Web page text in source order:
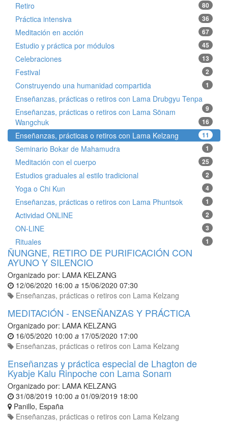
Retiro 80
Práctica intensiva 36
Meditación en acción 67
Estudio y práctica por módulos 45
Celebraciones 13
Festival 2
Construyendo una humanidad compartida 1
Enseñanzas, prácticas o retiros con Lama Drubgyu Tenpa
9
Enseñanzas, prácticas o retiros con Lama Sönam
Wangchuk
16
Enseñanzas, prácticas o retiros con Lama Kelzang 11
Seminario Bokar de Mahamudra 1
Meditación con el cuerpo 25
Estudios graduales al estilo tradicional 2
Yoga o Chi Kun 4
Enseñanzas, prácticas o retiros con Lama Phuntsok 1
Actividad ONLINE 2
ON-LINE 3
Rituales 1
ÑUNGNE, RETIRO DE PURIFICACIÓN CON
AYUNO Y SILENCIO
Organizado por: LAMA KELZANG
12/06/2020 16:00 a 15/06/2020 07:30
Enseñanzas, prácticas o retiros con Lama Kelzang
MEDITACIÓN - ENSEÑANZAS Y PRÁCTICA
Organizado por: LAMA KELZANG
16/05/2020 10:00 a 17/05/2020 17:00
Enseñanzas, prácticas o retiros con Lama Kelzang
Enseñanzas y práctica especial de Lhagton de
Kyabje Kalu Rinpoche con Lama Sonam
Organizado por: LAMA KELZANG
31/08/2019 10:00 a 01/09/2019 18:00
Panillo, España
Enseñanzas, prácticas o retiros con Lama Kelzang